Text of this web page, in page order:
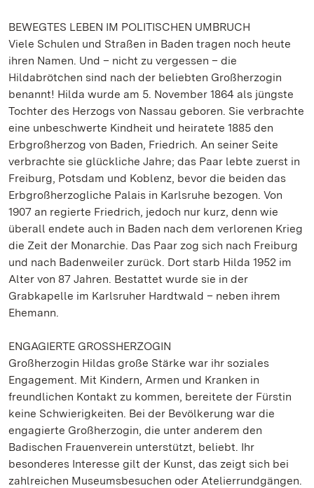
BEWEGTES LEBEN IM POLITISCHEN UMBRUCH
Viele Schulen und Straßen in Baden tragen noch heute
ihren Namen. Und – nicht zu vergessen – die
Hildabrötchen sind nach der beliebten Großherzogin
benannt! Hilda wurde am 5. November 1864 als jüngste
Tochter des Herzogs von Nassau geboren. Sie verbrachte
eine unbeschwerte Kindheit und heiratete 1885 den
Erbgroßherzog von Baden, Friedrich. An seiner Seite
verbrachte sie glückliche Jahre; das Paar lebte zuerst in
Freiburg, Potsdam und Koblenz, bevor die beiden das
Erbgroßherzogliche Palais in Karlsruhe bezogen. Von
1907 an regierte Friedrich, jedoch nur kurz, denn wie
überall endete auch in Baden nach dem verlorenen Krieg
die Zeit der Monarchie. Das Paar zog sich nach Freiburg
und nach Badenweiler zurück. Dort starb Hilda 1952 im
Alter von 87 Jahren. Bestattet wurde sie in der
Grabkapelle im Karlsruher Hardtwald – neben ihrem
Ehemann.
ENGAGIERTE GROSSHERZOGIN
Großherzogin Hildas große Stärke war ihr soziales
Engagement. Mit Kindern, Armen und Kranken in
freundlichen Kontakt zu kommen, bereitete der Fürstin
keine Schwierigkeiten. Bei der Bevölkerung war die
engagierte Großherzogin, die unter anderem den
Badischen Frauenverein unterstützt, beliebt. Ihr
besonderes Interesse gilt der Kunst, das zeigt sich bei
zahlreichen Museumsbesuchen oder Atelierrundgängen.